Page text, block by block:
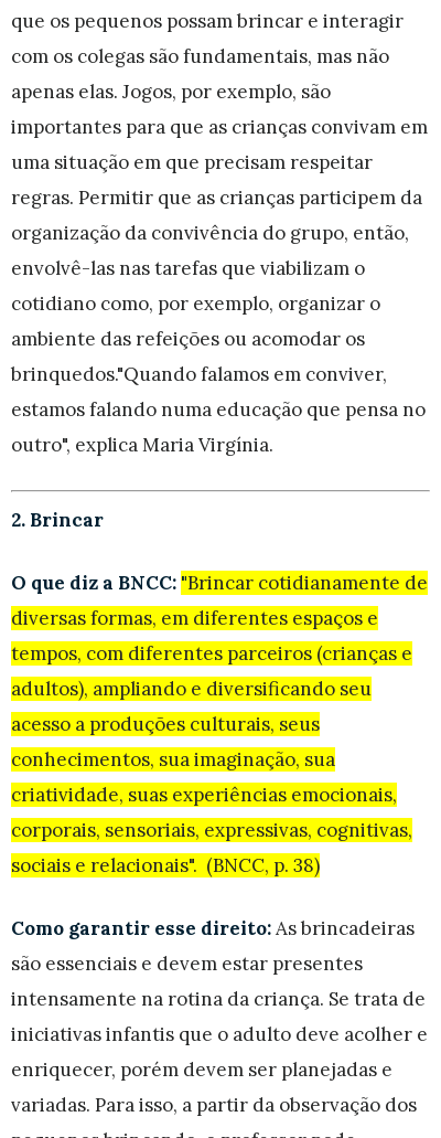
que os pequenos possam brincar e interagir
com os colegas são fundamentais, mas não
apenas elas. Jogos, por exemplo, são
importantes para que as crianças convivam em
uma situação em que precisam respeitar
regras. Permitir que as crianças participem da
organização da convivência do grupo, então,
envolvê-las nas tarefas que viabilizam o
cotidiano como, por exemplo, organizar o
ambiente das refeições ou acomodar os
brinquedos."Quando falamos em conviver,
estamos falando numa educação que pensa no
outro", explica Maria Virgínia.
2. Brincar
O que diz a BNCC: "Brincar cotidianamente de
diversas formas, em diferentes espaços e
tempos, com diferentes parceiros (crianças e
adultos), ampliando e diversificando seu
acesso a produções culturais, seus
conhecimentos, sua imaginação, sua
criatividade, suas experiências emocionais,
corporais, sensoriais, expressivas, cognitivas,
sociais e relacionais". (BNCC, p. 38)
Como garantir esse direito:As brincadeiras
são essenciais e devem estar presentes
intensamente na rotina da criança. Se trata de
iniciativas infantis que o adulto deve acolher e
enriquecer, porém devem ser planejadas e
variadas. Para isso, a partir da observação dos